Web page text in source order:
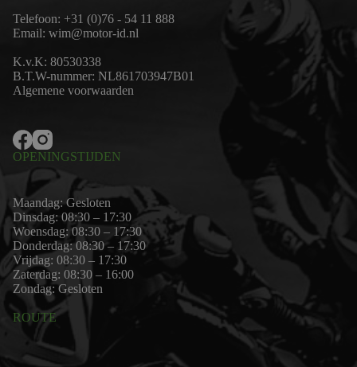
Telefoon: +31 (0)76 - 54 11 888
Email: wim@motor-id.nl
K.v.K: 80530338
B.T.W-nummer: NL861703947B01
Algemene voorwaarden
OPENINGSTIJDEN
Maandag: Gesloten
Dinsdag: 08:30 – 17:30
Woensdag: 08:30 – 17:30
Donderdag: 08:30 – 17:30
Vrijdag: 08:30 – 17:30
Zaterdag: 08:30 – 16:00
Zondag: Gesloten
ROUTE